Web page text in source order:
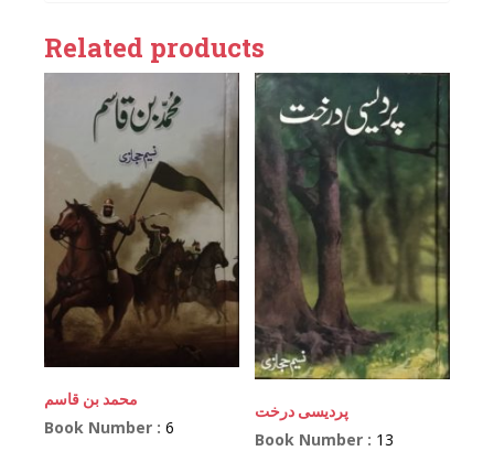
Related products
محمد بن قاسم
Book Number : 6
پردیسی درخت
Book Number : 13